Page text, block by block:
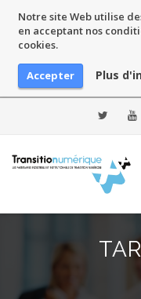
Notre site Web utilise
en acceptant nos
cookies.
Accepter Plus